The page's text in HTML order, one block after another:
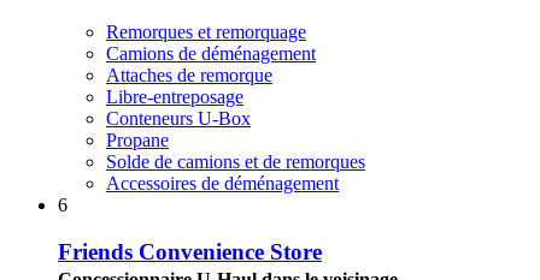
Remorques et remorquage
Camions de déménagement
Attaches de remorque
Libre-entreposage
Conteneurs U-Box
Propane
Solde de camions et de remorques
Accessoires de déménagement
6
Friends Convenience Store